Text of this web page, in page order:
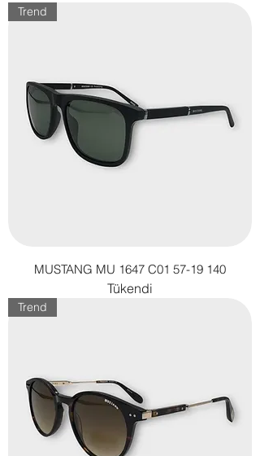
Trend
MUSTANG MU 1647 C01 57-19 140
Tükendi
Trend